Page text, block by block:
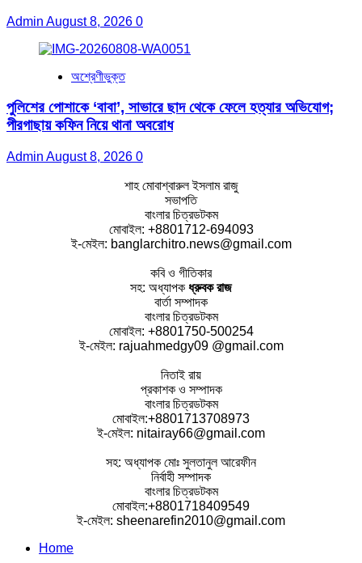
Admin August 8, 2026 0
অশ্রেণীভুক্ত
পুলিশের পোশাকে ‘বাবা’, সাভারে ছাদ থেকে ফেলে হত্যার অভিযোগ;
পীরগাছায় কফিন নিয়ে থানা অবরোধ
Admin August 8, 2026 0
শাহ মোবাশ্বারুল ইসলাম রাজু
সভাপতি
বাংলার চিত্রডটকম
মোবাইল: +8801712-694093
ই-মেইল: banglarchitro.news@gmail.com
কবি ও গীতিকার
সহ: অধ্যাপক ধ্রুবক রাজ
বার্তা সম্পাদক
বাংলার চিত্রডটকম
মোবাইল: +8801750-500254
ই-মেইল: rajuahmedgy09 @gmail.com
নিতাই রায়
প্রকাশক ও সম্পাদক
বাংলার চিত্রডটকম
মোবাইল:+8801713708973
ই-মেইল: nitairay66@gmail.com
সহ: অধ্যাপক মোঃ সুলতানুল আরেফীন
নির্বাহী সম্পাদক
বাংলার চিত্রডটকম
মোবাইল:+8801718409549
ই-মেইল: sheenarefin2010@gmail.com
Home